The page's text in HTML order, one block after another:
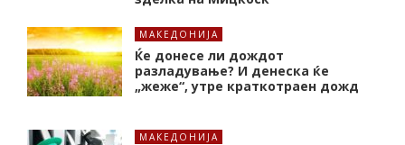
МАКЕДОНИЈА
Ќе донесе ли дождот
разладување? И денеска ќе
„жеже“, утре краткотраен дожд
МАКЕДОНИЈА